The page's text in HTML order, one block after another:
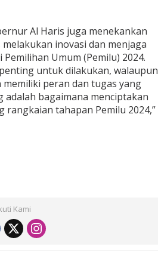
Al Haris juga menekankan
inovasi dan menjaga
Umum (Pemilu) 2024.
untuk dilakukan, walaupun
peran dan tugas yang
bagaimana menciptakan
tahapan Pemilu 2024,”
Kami